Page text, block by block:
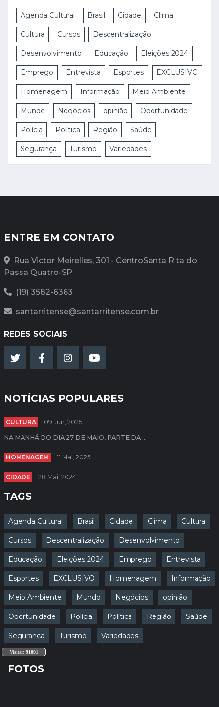
Agenda Cultural Brasil Cidade Clima
Cultura Cursos Descentralização
Desenvolvimento Educação Eleições 2024
Emprego Entrevista Esportes EXCLUSIVO
Homenagem Informação Meio Ambiente
Mundo Negócios opinião Oportunidade
Polícia Política Região Saúde
Segurança Turismo Variedades
ENTRE EM CONTATO
Rua Victor Meirelles, 301 - CentroSanta Rita do
Passa Quatro-SP
(19) 3582-6363
santarritense@santarritense.com.br
REDES SOCIAIS
NOTÍCIAS POPULARES
CULTURA 09 Jun, 2025
NA MANHÃ DO DIA 27 DE MAIO, PARTE DA ...
HOMENAGEM 11 Mai, 2025
CIDADE 28 Mai, 2024
TAGS
Agenda Cultural Brasil Cidade Clima Cultura
Cursos Descentralização Desenvolvimento
Educação Eleições 2024 Emprego Entrevista
Esportes EXCLUSIVO Homenagem Informação
Meio Ambiente Mundo Negócios opinião
Oportunidade Polícia Política Região Saúde
Segurança Turismo Variedades
Visitas: 91091
FOTOS